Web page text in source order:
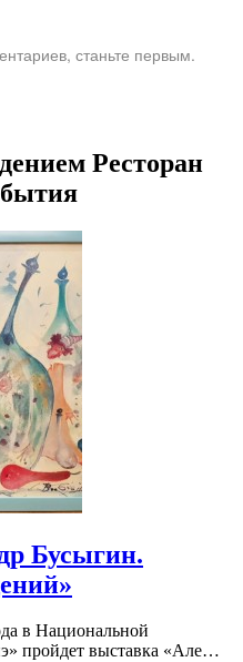
станьте первым.
Ресторан
Бусыгин.
в Национальной
пройдет выставка «Але…